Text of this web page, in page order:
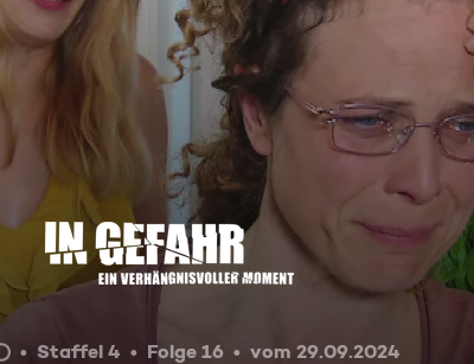
Evelyn - Mein neues Leben
Staffel 4 Folge 16 vom 29.09.2024